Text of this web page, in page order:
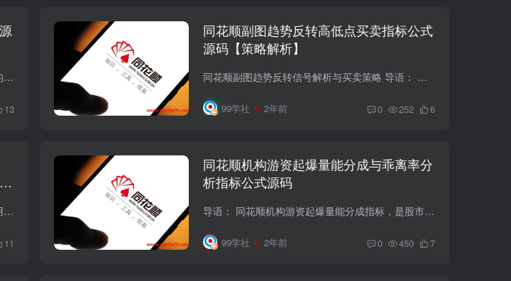
导语： 同花顺买卖点金叉指标是股市投资者常用的技术分析工具之一，能够在股价回调后出现金叉信号时提示买入机会。本文将深入解析该指标的计算原理和交易策略，帮助投资者更好地把握市场走势，...
13
同花顺副图趋势反转高低点买卖指标公式
源码【策略解析】
同花顺副图趋势反转信号解析与买卖策略 导语： 同花顺副图趋势反转信号是股市投资者经常关注的技术指标之一，它能够在股价趋势发生转折时发出买卖信号，帮助投资者把握交易时机。本文将详细解读...
99学社 2年前 0 252 6
导语： 同花顺多空量能指标是投资者在股市中常用的技术分析工具之一，通过对多空力量的量能变化进行监测和分析，辅助投资者把握市场的买卖时机。本文将详细解读该指标的计算原理和交易策略，结...
11
同花顺机构游资起爆量能分成与乖离率分
析指标公式源码
导语： 同花顺机构游资起爆量能分成指标，是股市投资者常用的技术分析工具之一，通过对游资和机构的行为进行监测，捕捉市场爆发点，提供交易信号。本文将详细解读该指标的计算原理和交易策略，...
99学社 2年前 0 450 7